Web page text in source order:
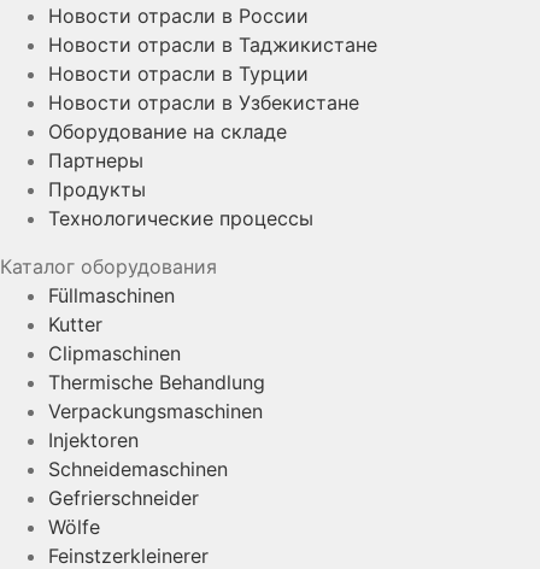
Новости отрасли в России
Новости отрасли в Таджикистане
Новости отрасли в Турции
Новости отрасли в Узбекистане
Оборудование на складе
Партнеры
Продукты
Технологические процессы
Каталог оборудования
Füllmaschinen
Kutter
Clipmaschinen
Thermische Behandlung
Verpackungsmaschinen
Injektoren
Schneidemaschinen
Gefrierschneider
Wölfe
Feinstzerkleinerer